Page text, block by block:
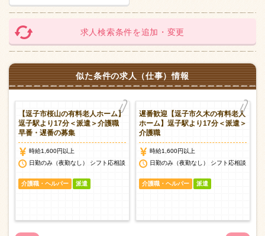
求人検索条件を追加・変更
似た条件の求人（仕事）情報
【逗子市桜山の有料老人ホーム】
逗子駅より17分＜派遣＞介護職
早番・遅番の募集
時給1,600円以上
日勤のみ（夜勤なし） シフト応相談
介護職・ヘルパー 派遣
遅番歓迎【逗子市久木の有料老人
ホーム】逗子駅より17分＜派遣＞
介護職
時給1,600円以上
日勤のみ（夜勤なし） シフト応相談
介護職・ヘルパー 派遣